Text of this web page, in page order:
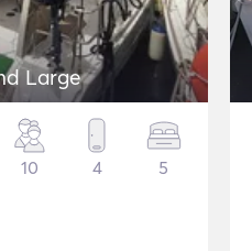
Large
10 4 5